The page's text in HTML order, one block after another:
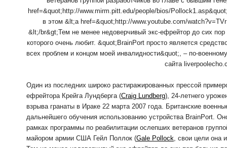
Один из последних широко растиражированных прессой
ефрейтора Крейга Лундберга (Craig Lundberg), 24-летнего
взрыва гранаты в Ираке 22 марта 2007 года. Британские
дальнейшего обучения использованию устройства BrainPort.
рамках программы по реабилитации ослепших ветеранов
майором армии США Гейл Поллок (Gale Pollock, свои цели она